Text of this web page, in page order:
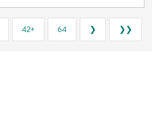
42+ 64 ❯ ❯❯